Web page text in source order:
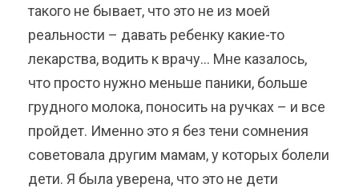
такого не бывает, что это не из моей
реальности – давать ребенку какие-то
лекарства, водить к врачу… Мне казалось,
что просто нужно меньше паники, больше
грудного молока, поносить на ручках – и все
пройдет. Именно это я без тени сомнения
советовала другим мамам, у которых болели
дети. Я была уверена, что это не дети